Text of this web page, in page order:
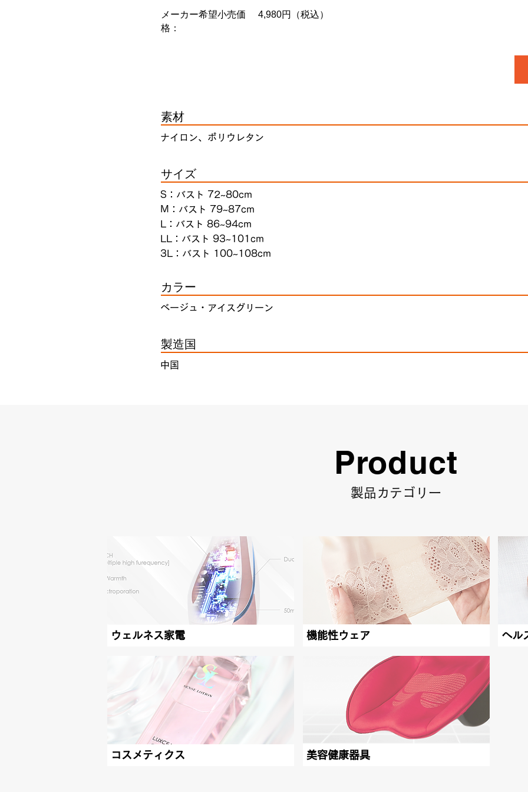
メーカー希望小売価
格：
4,980円（税込）
素材
ナイロン、ポリウレタン
サイズ
S：バスト 72~80cm
M：バスト 79~87cm
L：バスト 86~94cm
LL：バスト 93~101cm
3L：バスト 100~108cm
カラー
ベージュ・アイスグリーン
製造国
中国
Product
製品カテゴリー
ウェルネス家電
コスメティクス
機能性ウェア
美容健康器具
ヘル